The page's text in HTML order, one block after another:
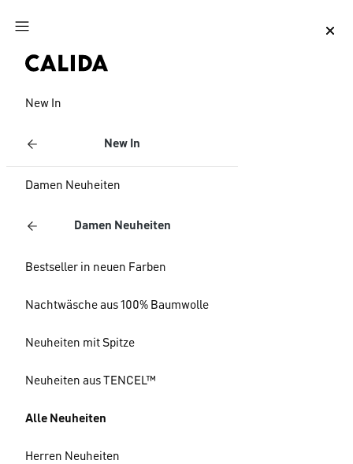
Zum Hauptinhalt springen
New In
New In
Damen Neuheiten
Damen Neuheiten
Bestseller in neuen Farben
Nachtwäsche aus 100% Baumwolle
Neuheiten mit Spitze
Neuheiten aus TENCEL™
Alle Neuheiten
Herren Neuheiten